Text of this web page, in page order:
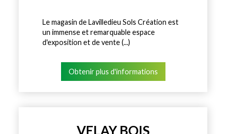
Le magasin de Lavilledieu Sols Création est
un immense et remarquable espace
d'exposition et de vente (...)
Obtenir plus d'informations
VELAY BOIS